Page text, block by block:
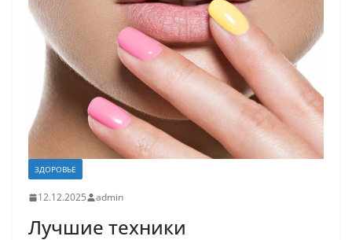
ЗДОРОВЬЕ
12.12.2025 admin
Лучшие техники